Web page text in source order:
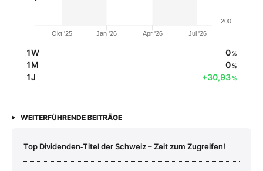
Okt '25 Jan '26 Apr '26 Jul '26
200
1W 0%
1M 0%
1J +30,93%
WEITERFÜHRENDE BEITRÄGE
Top Dividenden‑Titel der Schweiz – Zeit zum Zugreifen!